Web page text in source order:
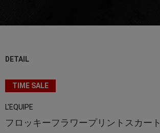
DETAIL
TIME SALE
L'EQUIPE
フロッキーフラワープリントスカート